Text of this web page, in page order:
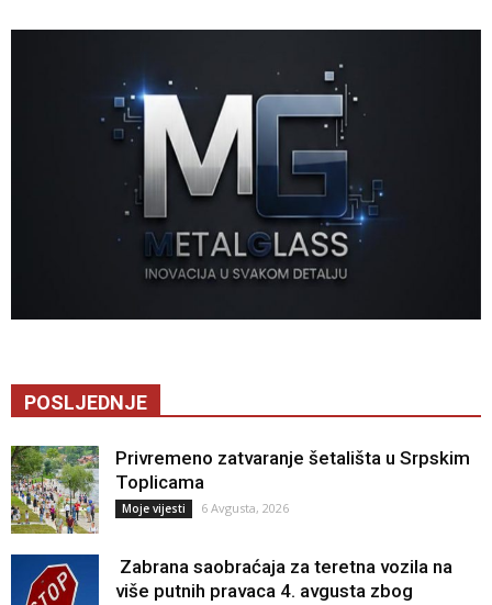
POSLJEDNJE
Privremeno zatvaranje šetališta u Srpskim
Toplicama
Moje vijesti 6 Avgusta, 2026
Zabrana saobraćaja za teretna vozila na
više putnih pravaca 4. avgusta zbog